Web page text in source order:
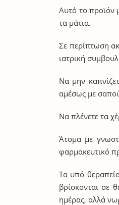
Αυτό το προϊόν
τα μάτια.
Σε περίπτωση
ιατρική
Να μην
αμέσως με
Να πλένετε τα
Άτομα με
φαρμακευτικό
Τα υπό
βρίσκονται σε
ημέρας, αλλά